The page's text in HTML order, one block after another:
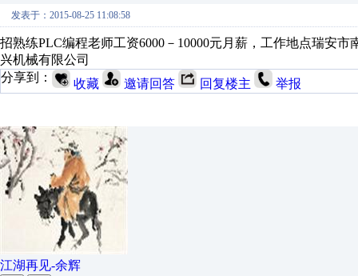
发表于：2015-08-25 11:08:58
招熟练PLC编程老师工资6000－10000元月薪，工作地点瑞
兴机械有限公司
分享到：
收藏 邀请回答 回复楼主 举报
江湖再见-余辉